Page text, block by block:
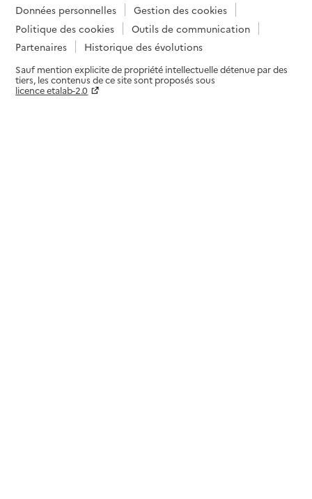
Données personnelles
Gestion des cookies
Politique des cookies
Outils de communication
Partenaires
Historique des évolutions
Sauf mention explicite de propriété intellectuelle détenue par des
tiers, les contenus de ce site sont proposés sous
licence etalab-2.0